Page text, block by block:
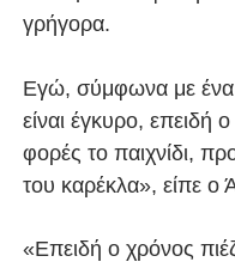
γρήγορα.
Εγώ, σύμφωνα με ένα
είναι έγκυρο, επειδή
φορές το παιχνίδι,
του καρέκλα», είπε ο
«Επειδή ο χρόνος